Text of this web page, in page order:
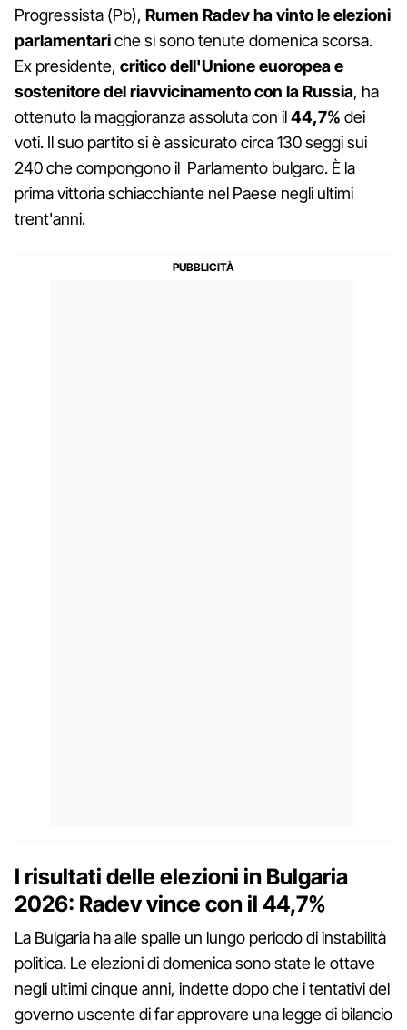
Progressista (Pb), Rumen Radev ha vinto le elezioni
parlamentariche si sono tenute domenica scorsa.
Ex presidente, critico dell'Unione euoropea e
sostenitore del riavvicinamento con la Russia, ha
ottenuto la maggioranza assoluta con il44,7% dei
voti. Il suo partito si è assicurato circa 130 seggi sui
240 che compongono il Parlamento bulgaro. È la
prima vittoria schiacchiante nel Paese negli ultimi
trent'anni.
I risultati delle elezioni in Bulgaria
2026: Radev vince con il 44,7%
La Bulgaria ha alle spalle un lungo periodo di instabilità
politica. Le elezioni di domenica sono state le ottave
negli ultimi cinque anni, indette dopo che i tentativi del
governo uscente di far approvare una legge di bilancio